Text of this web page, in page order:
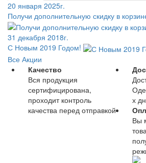
20 января 2025г.
Получи дополнительную скидку в
31 декабря 2018г.
С Новым 2019 Годом!
Все Акции
Качество
Вся продукция
сертифицирована,
проходит контроль
качества перед отправкой
х
Вы